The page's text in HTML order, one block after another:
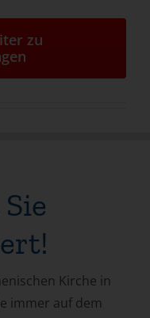
zu
Kirche in
immer auf dem